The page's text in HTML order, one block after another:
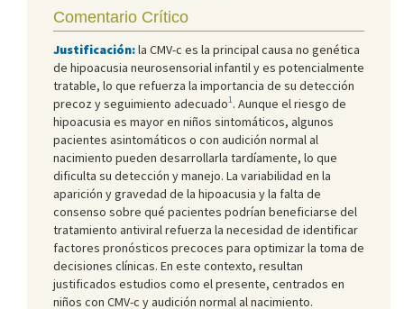
Comentario Crítico
Justificación:la CMV-c es la principal causa no genética
de hipoacusia neurosensorial infantil y es potencialmente
tratable, lo que refuerza la importancia de su detección
precoz y seguimiento adecuado1. Aunque el riesgo de
hipoacusia es mayor en niños sintomáticos, algunos
pacientes asintomáticos o con audición normal al
nacimiento pueden desarrollarla tardíamente, lo que
dificulta su detección y manejo. La variabilidad en la
aparición y gravedad de la hipoacusia y la falta de
consenso sobre qué pacientes podrían beneficiarse del
tratamiento antiviral refuerza la necesidad de identificar
factores pronósticos precoces para optimizar la toma de
decisiones clínicas. En este contexto, resultan
justificados estudios como el presente, centrados en
niños con CMV-c y audición normal al nacimiento.